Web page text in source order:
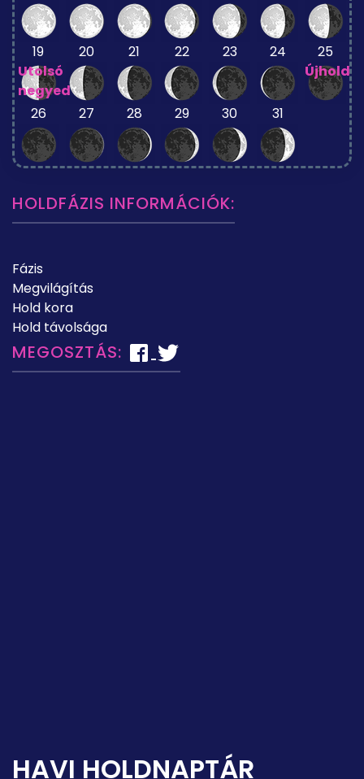
19
Utolsó
negyed
20 21 22 23 24
25
Újhold
26 27 28 29 30 31
HOLDFÁZIS INFORMÁCIÓK:
Fázis
Megvilágítás
Hold kora
Hold távolsága
MEGOSZTÁS:
HAVI HOLDNAPTÁR